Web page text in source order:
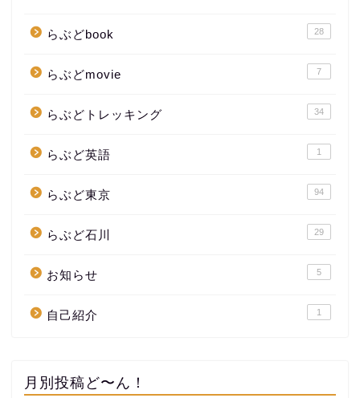
らぶどbook 28
らぶどmovie 7
らぶどトレッキング 34
らぶど英語 1
らぶど東京 94
らぶど石川 29
お知らせ 5
自己紹介 1
月別投稿ど〜ん！